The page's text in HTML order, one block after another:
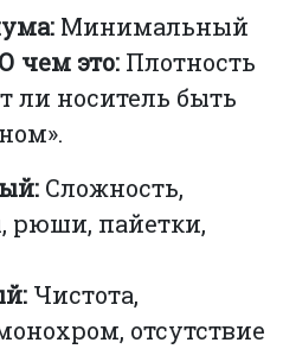
Минимальный
О чем это: Плотность
ли носитель быть
Сложность,
рюши, пайетки,
Чистота,
отсутствие